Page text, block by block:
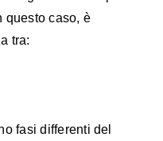
questo caso, è
tra:
fasi differenti del